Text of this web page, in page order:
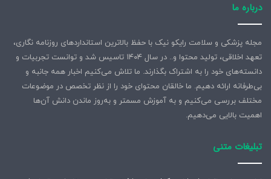
درباره ما
مجله پزشکی و سلامت رایکو نیک با حفظ بالاترین استانداردهای روزنامه نگاری،
تعهد اخلاقی، تولید محتوا و.. در سال ۱۴۰۴ تاسیس شد و توانست تجربیات و
دانسته‌های خود را به اشتراک بگذارند. ما تلاش می‌کنیم اخبار همه جانبه و
بی‌طرفانه ارائه دهیم. ما خالقان محتوای خود را از نظر تخصص در موضوعات
مختلف بررسی می‌کنیم و به آموزش مسمتر و به‌روز ماندن دانش آن‌ها
اهمیت بالایی می‌دهیم.
تبلیغات متنی